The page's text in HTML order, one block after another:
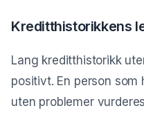
Kreditthistorikkens
Lang kreditthistorikk
positivt. En person
uten problemer